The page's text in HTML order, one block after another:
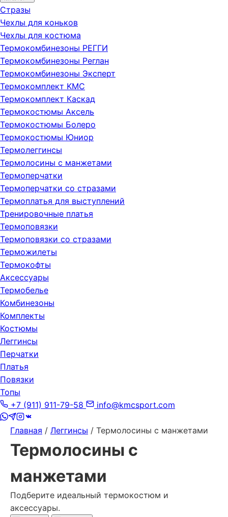
Стразы
Чехлы для коньков
Чехлы для костюма
Термокомбинезоны РЕГГИ
Термокомбинезоны Реглан
Термокомбинезоны Эксперт
Термокомплект KMC
Термокомплект Каскад
Термокостюмы Аксель
Термокостюмы Болеро
Термокостюмы Юниор
Термолеггинсы
Термолосины с манжетами
Термоперчатки
Термоперчатки со стразами
Термоплатья для выступлений
Тренировочные платья
Термоповязки
Термоповязки со стразами
Терможилеты
Термокофты
Аксессуары
Термобелье
Комбинезоны
Комплекты
Костюмы
Леггинсы
Перчатки
Платья
Повязки
Топы
+7 (911) 911-79-58
info@kmcsport.com
Главная / Леггинсы / Термолосины с манжетами
Термолосины с
манжетами
Подберите идеальный термокостюм и
аксессуары.